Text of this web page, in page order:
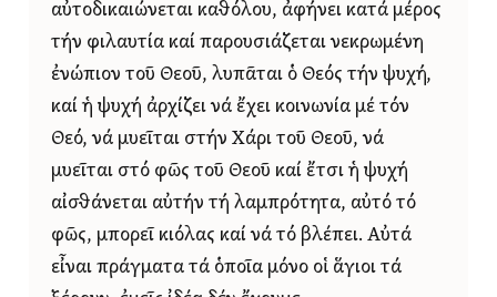
αὐτοδικαιώνεται καθόλου, ἀφήνει κατά μέρος
τήν φιλαυτία καί παρουσιάζεται νεκρωμένη
ἐνώπιον τοῦ Θεοῦ, λυπᾶται ὁ Θεός τήν ψυχή,
καί ἡ ψυχή ἀρχίζει νά ἔχει κοινωνία μέ τόν
Θεό, νά μυεῖται στήν Χάρι τοῦ Θεοῦ, νά
μυεῖται στό φῶς τοῦ Θεοῦ καί ἔτσι ἡ ψυχή
αἰσθάνεται αὐτήν τή λαμπρότητα, αὐτό τό
φῶς, μπορεῖ κιόλας καί νά τό βλέπει. Αὐτά
εἶναι πράγματα τά ὁποῖα μόνο οἱ ἅγιοι τά